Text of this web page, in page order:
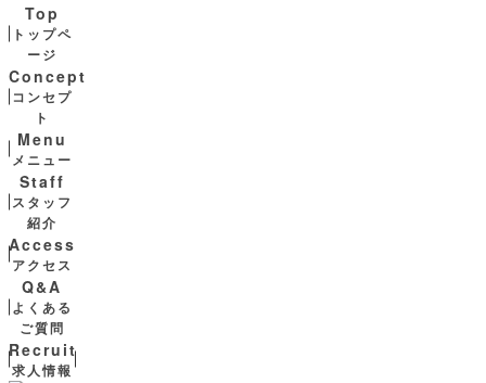
Top
トップペ
ージ
Concept
コンセプ
ト
Menu
メニュー
Staff
スタッフ
紹介
Access
アクセス
Q&A
よくある
ご質問
Recruit
求人情報